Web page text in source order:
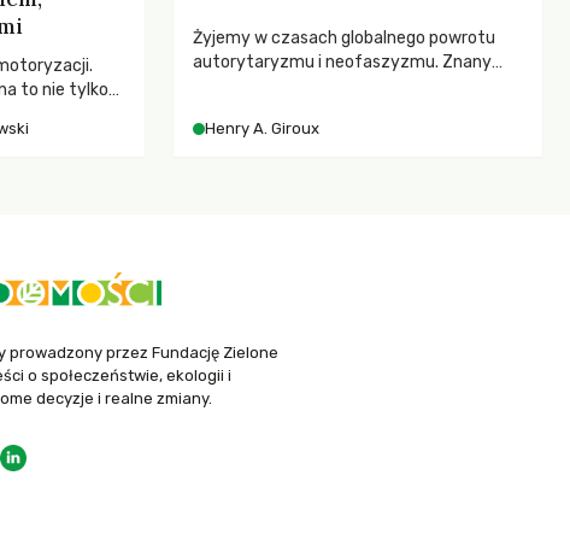
to nie tylko
Żyjemy w czasach globalnego powrotu
autorytaryzmu i neofaszyzmu. Znany
społeczeństwo. Czy współczesne
Henry A. Giroux
przez Fundację Zielone
o społeczeństwie, ekologii i
decyzje i realne zmiany.